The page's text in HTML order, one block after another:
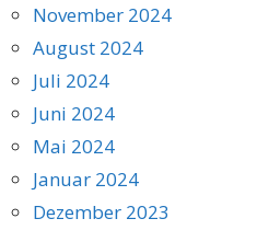
November 2024
August 2024
Juli 2024
Juni 2024
Mai 2024
Januar 2024
Dezember 2023